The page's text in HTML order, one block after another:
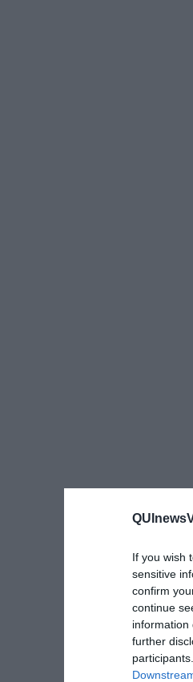
If you wish
sensitive
confirm
continue
information
further